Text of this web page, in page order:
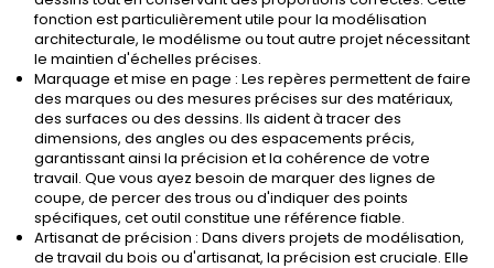
fonction est particulièrement utile pour la modélisation
architecturale, le modélisme ou tout autre projet nécessitant
le maintien d'échelles précises.
Marquage et mise en page : Les repères permettent de faire
des marques ou des mesures précises sur des matériaux,
des surfaces ou des dessins. Ils aident à tracer des
dimensions, des angles ou des espacements précis,
garantissant ainsi la précision et la cohérence de votre
travail. Que vous ayez besoin de marquer des lignes de
coupe, de percer des trous ou d'indiquer des points
spécifiques, cet outil constitue une référence fiable.
Artisanat de précision : Dans divers projets de modélisation,
de travail du bois ou d'artisanat, la précision est cruciale. Elle